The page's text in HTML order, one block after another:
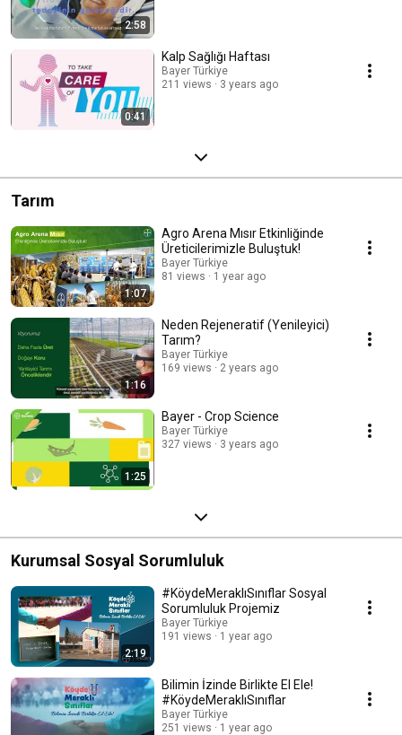
2:58
0:41
Kalp Sağlığı Haftası
Bayer Türkiye
211 views
3 years ago
Tarım
1:07
Agro Arena Mısır Etkinliğinde
Üreticilerimizle Buluştuk!
Bayer Türkiye
81 views
1 year ago
1:16
Neden Rejeneratif (Yenileyici)
Tarım?
Bayer Türkiye
169 views
2 years ago
1:25
Bayer - Crop Science
Bayer Türkiye
327 views
3 years ago
Kurumsal Sosyal Sorumluluk
2:19
#KöydeMeraklıSınıflar Sosyal
Sorumluluk Projemiz
Bayer Türkiye
191 views
1 year ago
Bilimin İzinde Birlikte El Ele!
#KöydeMeraklıSınıflar
Bayer Türkiye
251 views
1 year ago